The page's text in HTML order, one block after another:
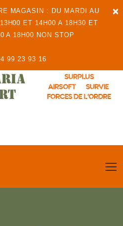
×
MAGASIN : DU MARDI AU
ET 14H00 A 18H30 ET
A 18H00 NON STOP
99 23 93 16